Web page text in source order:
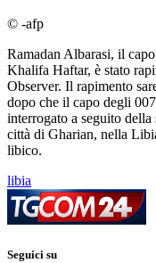
© -afp
Ramadan Albarasi, il
Khalifa Haftar, è stato
Observer. Il rapimento
dopo che il capo degli
interrogato a seguito
città di Gharian, nella
libico.
libia
Seguici su